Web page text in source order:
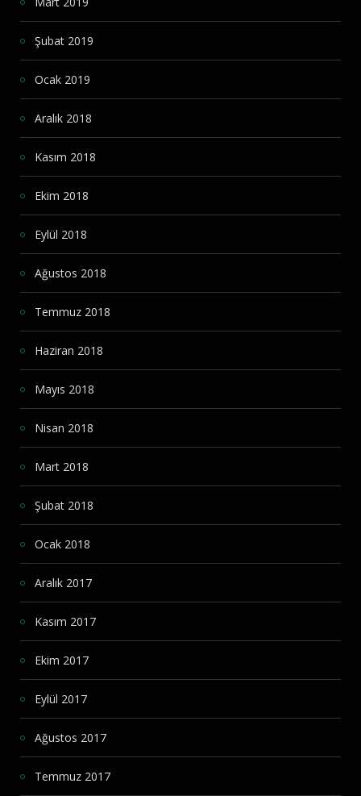
Şubat 2019
Ocak 2019
Aralık 2018
Kasım 2018
Ekim 2018
Eylül 2018
Ağustos 2018
Temmuz 2018
Haziran 2018
Mayıs 2018
Nisan 2018
Mart 2018
Şubat 2018
Ocak 2018
Aralık 2017
Kasım 2017
Ekim 2017
Eylül 2017
Ağustos 2017
Temmuz 2017